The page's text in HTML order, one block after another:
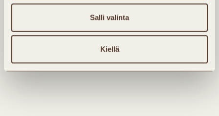
Salli valinta
Kiellä